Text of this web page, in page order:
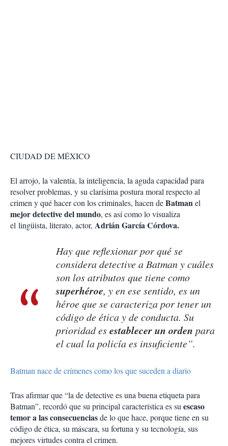
CIUDAD DE MÉXICO
El arrojo, la valentía, la inteligencia, la aguda capacidad para
resolver problemas, y su clarísima postura moral respecto al
crimen y qué hacer con los criminales, hacen deBatmanel
mejor detective del mundo, es así como lo visualiza
el lingüista, literato, actor, Adrián García Córdova.
Hay que reflexionar por qué se
considera detective a Batman y cuáles
son los atributos que tiene como
superhéroe, y en ese sentido, es un
héroe que se caracteriza por tener un
código de ética y de conducta. Su
prioridad esestablecer un orden para
el cual la policía es insuficiente”.
Batman nace de crímenes como los que suceden a diario
Tras afirmar que “la de detective es una buena etiqueta para
Batman”, recordó que su principal característica es suescaso
temor a las consecuenciasde lo que hace, porque tiene en su
código de ética, su máscara, su fortuna y su tecnología, sus
mejores virtudes contra el crimen.